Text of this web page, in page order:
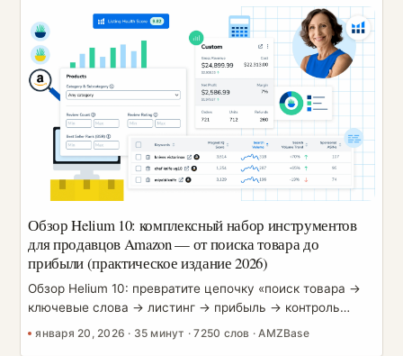
статьи у вас будут ответы. Начнём с вашего главного
вопроса: насколько точны данные? У каждого продавца,
который раздумывает над платным инструментом, в
голове один и тот же вопрос: насколько на самом деле
точны оценки продаж в Jungle Scout? ...
Обзор Helium 10: комплексный набор инструментов
для продавцов Amazon — от поиска товара до
прибыли (практическое издание 2026)
Обзор Helium 10: превратите цепочку «поиск товара →
ключевые слова → листинг → прибыль → контроль
рисков» в повторяемый SOP Чем дольше вы продаёте
января 20, 2026 · 35 минут ·7250 слов ·AMZBase